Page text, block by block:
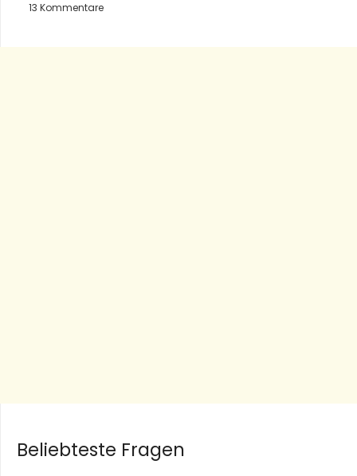
13 Kommentare
Beliebteste Fragen